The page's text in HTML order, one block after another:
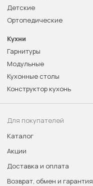
Детские
Ортопедические
Кухни
Гарнитуры
Модульные
Кухонные столы
Конструктор кухонь
Для покупателей
Каталог
Акции
Доставка и оплата
Возврат, обмен и гарантия